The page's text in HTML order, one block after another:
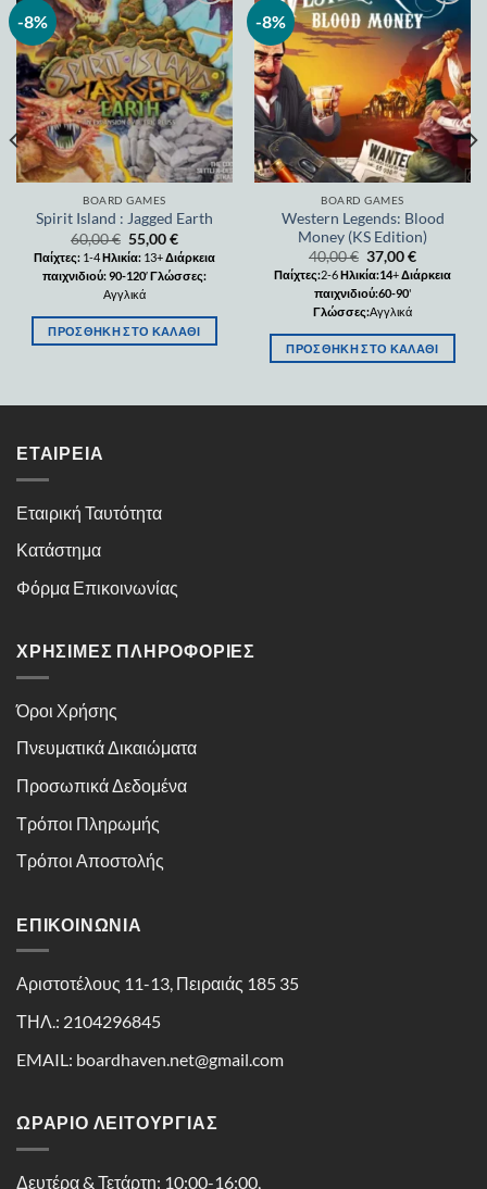
-8%
Add to
wishlist
BOARD GAMES
Spirit Island : Jagged Earth
60,00€ 55,00€
Παίχτες: 1-4Ηλικία: 13+Διάρκεια
παιχνιδιού: 90-120′Γλώσσες:
Αγγλικά
ΠΡΟΣΘΉΚΗ ΣΤΟ ΚΑΛΆΘΙ
-8%
Add to
wishlist
BOARD GAMES
Western Legends: Blood
Money (KS Edition)
40,00€ 37,00€
Παίχτες:2-6Ηλικία:14+Διάρκεια
παιχνιδιού:60-90'
Γλώσσες:Αγγλικά
ΠΡΟΣΘΉΚΗ ΣΤΟ ΚΑΛΆΘΙ
ΕΤΑΙΡΕΊΑ
Εταιρική Ταυτότητα
Κατάστημα
Φόρμα Επικοινωνίας
ΧΡΉΣΙΜΕΣ ΠΛΗΡΟΦΟΡΊΕΣ
Όροι Χρήσης
Πνευματικά Δικαιώματα
Προσωπικά Δεδομένα
Τρόποι Πληρωμής
Τρόποι Αποστολής
ΕΠΙΚΟΙΝΩΝΊΑ
Αριστοτέλους 11-13, Πειραιάς 185 35
ΤΗΛ.: 2104296845
EMAIL: boardhaven.net@gmail.com
ΩΡΑΡΙΟ ΛΕΙΤΟΥΡΓΙΑΣ
Δευτέρα & Τετάρτη: 10:00-16:00,